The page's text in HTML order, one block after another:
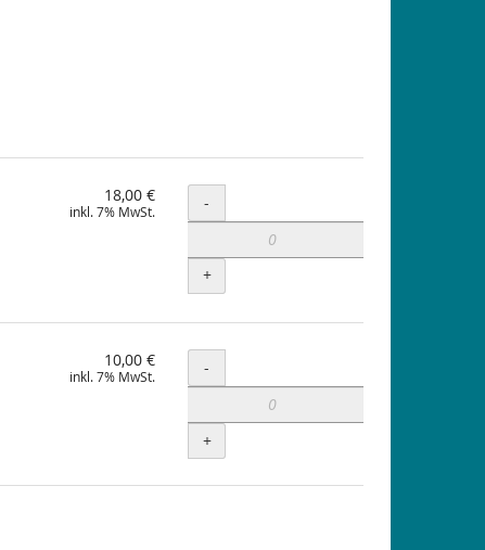
18,00 €
inkl. 7% MwSt. Menge
-
+
10,00 €
inkl. 7% MwSt. Menge
-
+